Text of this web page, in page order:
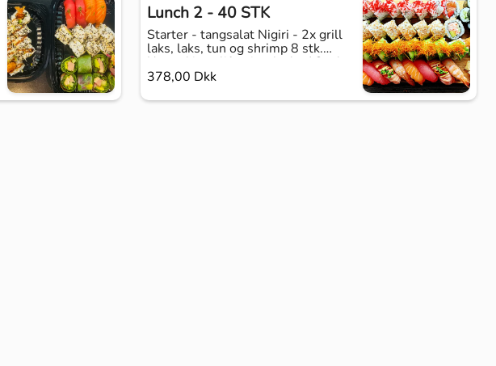
Lunch 2 - 40 STK
Starter - tangsalat Nigiri - 2x grill
laks, laks, tun og shrimp 8 stk.
Uramaki - california, alaska 16 stk.
Kaburamaki - Ebi deluxe 8 stk.
378,00 Dkk